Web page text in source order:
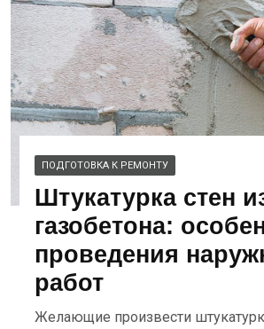
ПОДГОТОВКА К РЕМОНТУ
Штукатурка стен
газобетона:
проведения
работ
Желающие произвести